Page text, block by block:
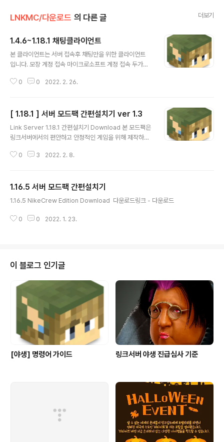
LNKMC/다운로드 의 다른 글 더보기
1.4.6~1.18.1 채팅클라이언트
본 클라이언트는 서버 접속후 채팅만을 위한 클라이언트
입니다. 모장 계정 접속 마이크로소프트 계정 접속 두가지
exe 를 실행합니다 위의 스크린샷에 로그인. 패스워드를
있습니다. 다운로드 windows 64bit
0 0 2022. 2. 26.
[ 1.18.1 ] 서버 모드팩 간편설치기 ver 1.3
Link Server 1.18.1 간편설치기 Download 본 모드팩은
링크서버에서의 편안하고 안정적인 게임을 위해 제작하였
p://naver.me/5MDcA1qr
0 3 2022. 2. 8.
1.16.5 서버 모드팩 간편설치기
1.16.5 NikeCrew Edition Download ​ 다운로드링크 - 다운로드
0 0 2022. 1. 23.
이 블로그 인기글
[야생] 명령어 가이드 링크서버 야생 진급심사 기준